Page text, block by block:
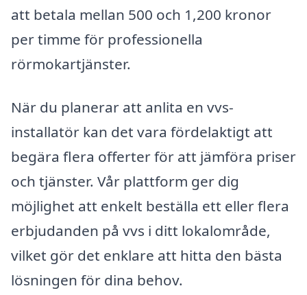
att betala mellan 500 och 1,200 kronor
per timme för professionella
rörmokartjänster.
När du planerar att anlita en vvs-
installatör kan det vara fördelaktigt att
begära flera offerter för att jämföra priser
och tjänster. Vår plattform ger dig
möjlighet att enkelt beställa ett eller flera
erbjudanden på vvs i ditt lokalområde,
vilket gör det enklare att hitta den bästa
lösningen för dina behov.